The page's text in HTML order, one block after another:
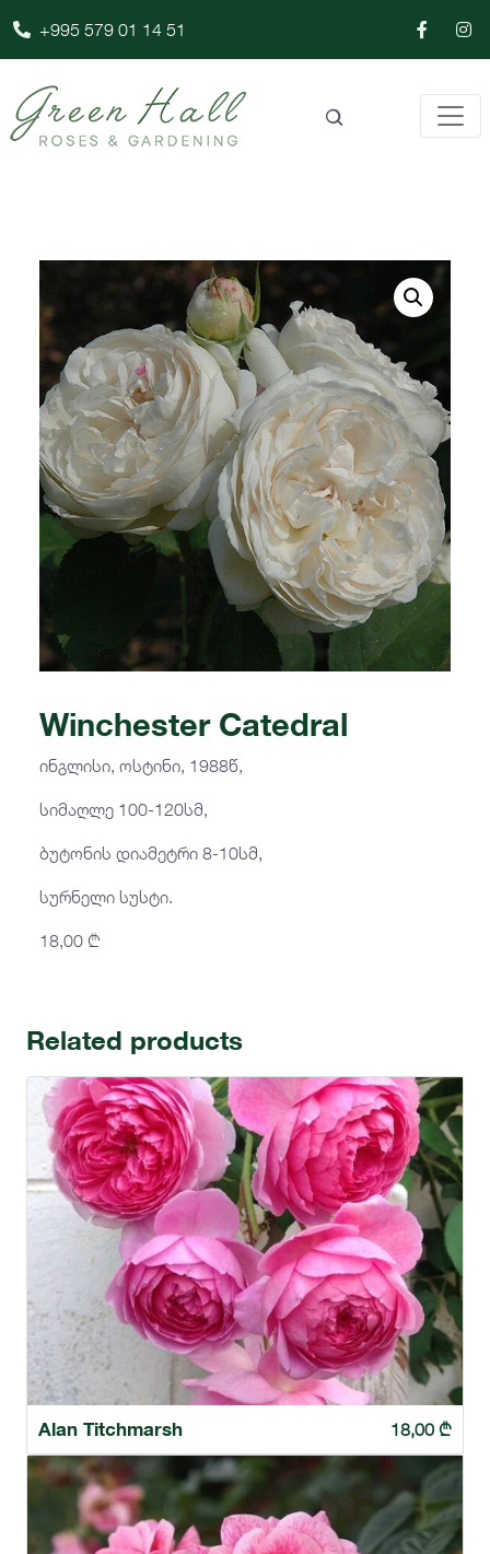
+995 579 01 14 51
Winchester Catedral
ინგლისი, ოსტინი, 1988წ,
სიმაღლე 100-120სმ,
ბუტონის დიამეტრი 8-10სმ,
სურნელი სუსტი.
18,00 ₾
Related products
Alan Titchmarsh 18,00 ₾